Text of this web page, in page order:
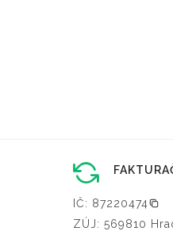
IČ: 87220474
ZÚJ: 569810